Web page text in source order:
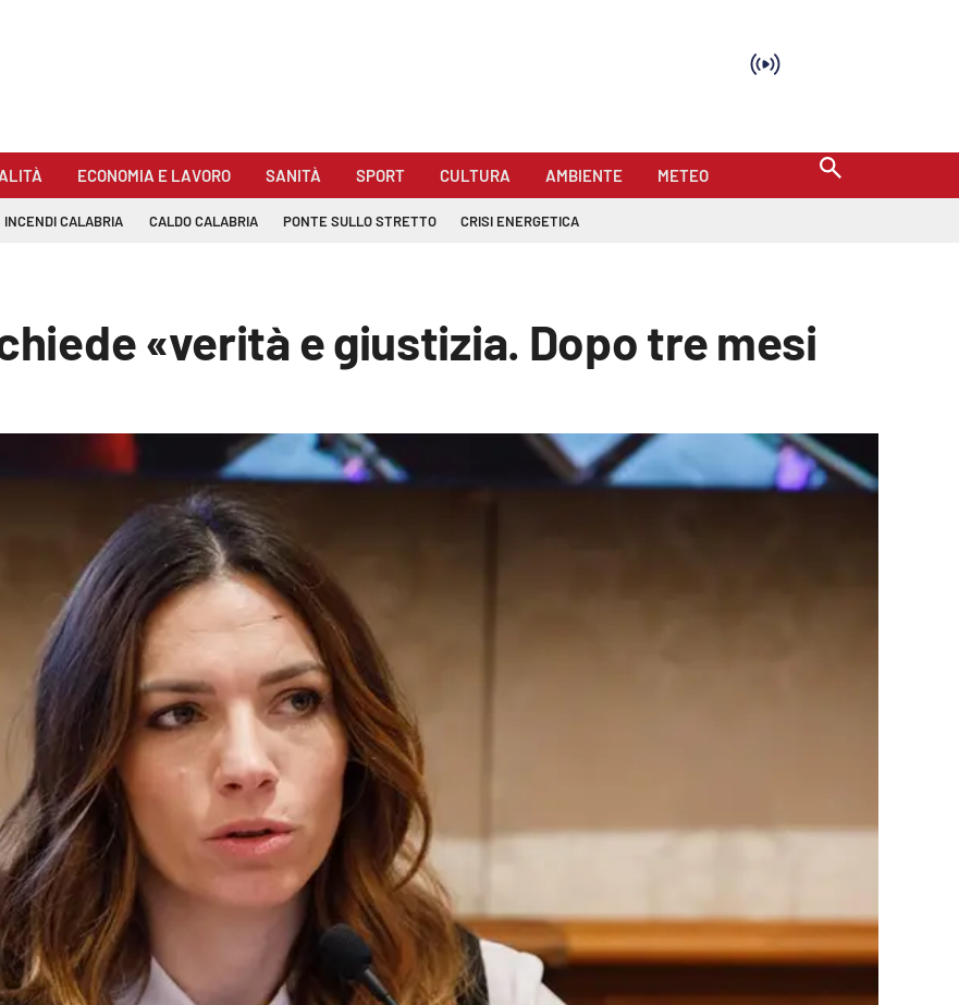
ECONOMIA E LAVORO SANITÀ SPORT CULTURA AMBIENTE METEO
INCENDI CALABRIA CALDO CALABRIA PONTE SULLO STRETTO CRISI ENERGETICA
«verità e giustizia. Dopo tre mesi